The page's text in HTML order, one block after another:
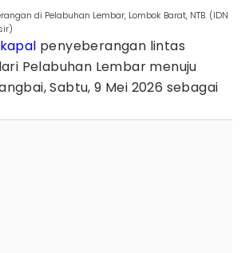
di Pelabuhan Lembar, Lombok Barat, NTB. (IDN
penyeberangan lintas
Pelabuhan Lembar menuju
Sabtu, 9 Mei 2026 sebagai